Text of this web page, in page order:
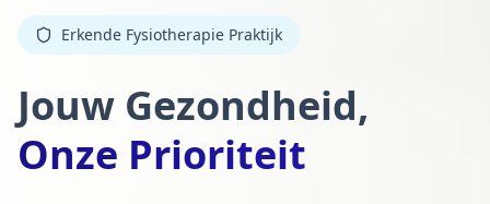
Erkende Fysiotherapie Praktijk
Jouw Gezondheid,
Onze Prioriteit